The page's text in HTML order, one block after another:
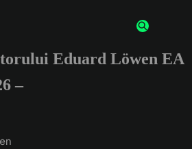
of 3 characters or numbers
Eduard Löwen EA
–